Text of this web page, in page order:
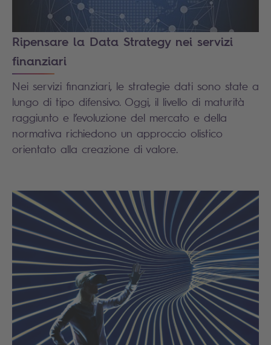
Ripensare la Data Strategy nei servizi
finanziari
Nei servizi finanziari, le strategie dati sono state a
lungo di tipo difensivo. Oggi, il livello di maturità
raggiunto e l’evoluzione del mercato e della
normativa richiedono un approccio olistico
orientato alla creazione di valore.